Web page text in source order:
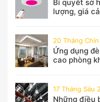
Bí quyết sở
lượng, giá
20 Tháng
Ứng dụng
cao phòng
17 Tháng Sáu
Những điều